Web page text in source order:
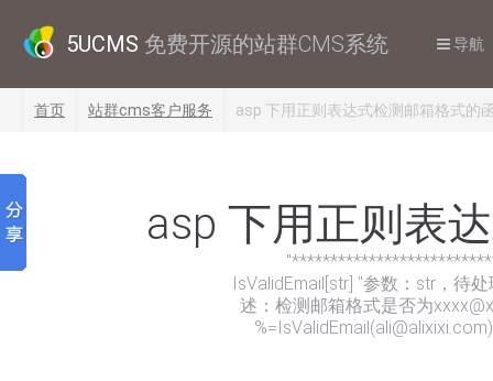
5UCMS 免费开源的站群CMS系统 导航
首页 站群cms客户服务 asp 下用正则表达式检测邮箱格式的
asp 下用正则表
IsValidEmail[str] ''参数：str，待
述：检测邮箱格式是否为